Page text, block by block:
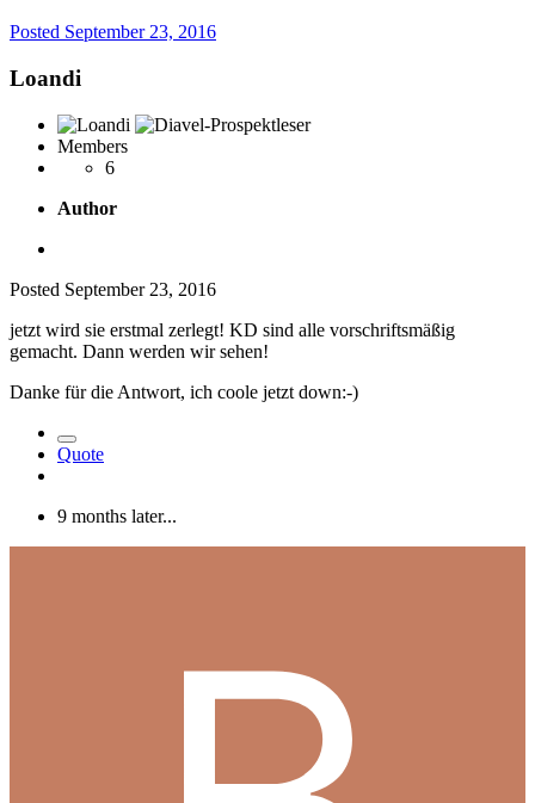
Posted September 23, 2016
Loandi
Members
6
Author
Posted September 23, 2016
jetzt wird sie erstmal zerlegt! KD sind alle vorschriftsmäßig
gemacht. Dann werden wir sehen!
Danke für die Antwort, ich coole jetzt down:-)
Quote
9 months later...